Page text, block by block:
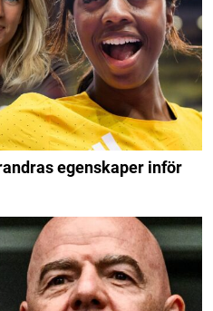
egenskaper inför